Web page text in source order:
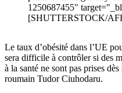
1250687455"
[SHUTTERSTOCK/
Le taux d’obésité dans l’UE
sera difficile à contrôler si des
à la santé ne sont pas prises
roumain Tudor Ciuhodaru.